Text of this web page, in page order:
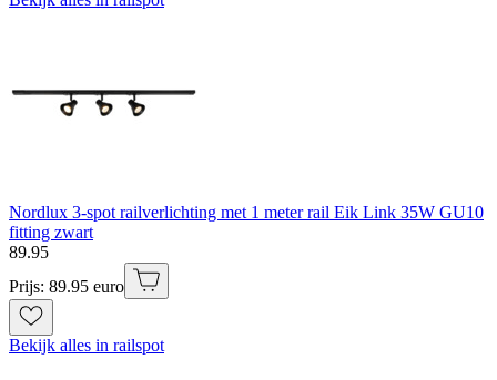
Nordlux 3-spot railverlichting met 1 meter rail Eik Link 35W GU10
fitting zwart
89.95
Prijs: 89.95 euro
Bekijk alles in railspot